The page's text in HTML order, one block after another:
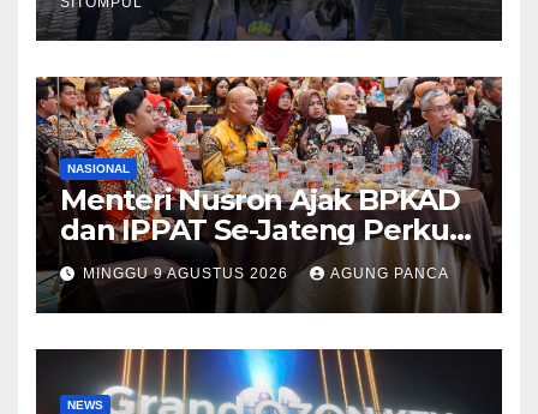
NASIONAL
Menteri Nusron Ajak BPKAD
dan IPPAT Se-Jateng Perkuat
Sinergi Wujudkan
Transformasi Layanan
Pertanahan
MINGGU 9 AGUSTUS 2026 AGUNG PANCA
NEWS